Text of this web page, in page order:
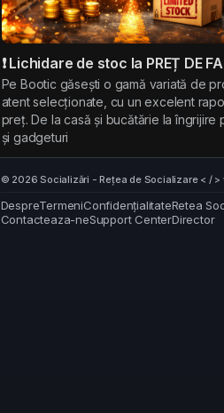
❗ Lichidare de stoc la PREȚ DE
Pe Bootic găsești o gamă variată de
atent selecționate, cu un excelent
preț. De la casă și bucătărie la îngrijire
și gadgeturi
© 2026 Socializări - Rețea de Socializare < / >
DespreTermeniConfidențialitateRetea
Contacteaza-neSupport CenterDirector